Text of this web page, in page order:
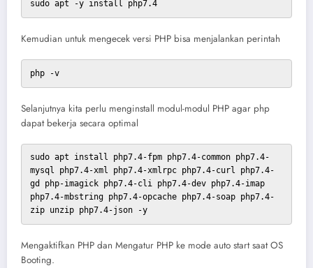
sudo apt -y install php7.4
Kemudian untuk mengecek versi PHP bisa menjalankan perintah
php -v
Selanjutnya kita perlu menginstall modul-modul PHP agar php
dapat bekerja secara optimal
sudo apt install php7.4-fpm php7.4-common php7.4-
mysql php7.4-xml php7.4-xmlrpc php7.4-curl php7.4-
gd php-imagick php7.4-cli php7.4-dev php7.4-imap
php7.4-mbstring php7.4-opcache php7.4-soap php7.4-
zip unzip php7.4-json -y
Mengaktifkan PHP dan Mengatur PHP ke mode auto start saat OS
Booting.